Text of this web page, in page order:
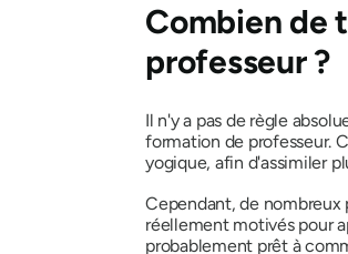
Combien de
professeur ?
Il n'y a pas de règle
formation de professeur.
yogique, afin d'assimiler
Cependant, de
réellement motivés pour
probablement prêt à